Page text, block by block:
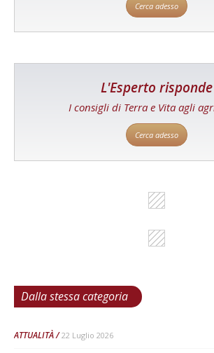
Cerca adesso
L'Esperto risponde
I consigli di Terra e Vita agli
Cerca adesso
Dalla stessa categoria
ATTUALITÀ 22 Luglio 2026